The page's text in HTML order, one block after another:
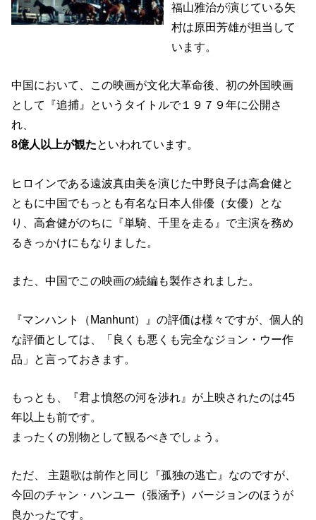
福山雅治が演じている矢
村は原田芳雄が担当して
います。
中国において、この映画が文化大革命後、初の外国映画
として『追捕』というタイトルで１９７９年に公開さ
れ、
8億人以上が観たといわれています。
ヒロインである遠波真由美を演じた中野良子は高倉健と
ともに中国でもっとも有名な日本人俳優（女優）とな
り、高倉健がのちに『単騎、千里を走る』で主演を務め
るきっかけにもなりました。
また、中国でこの映画の続編も製作されました。
『マンハント（Manhunt）』の評価は様々ですが、個人的
な評価としては、「良くも悪くも完全なジョン・ウー作
品」と言っておきます。
もっとも、『君よ憤怒の河を渉れ』が上映されたのは45
年以上も前です。
まったくの別物として観るべきでしょう。
ただ、 主題歌は前作と同じ『孤独の逃亡』なのですが、
今回のチャン・ハンユー（張涵予）バージョンのほうが
良かったです。